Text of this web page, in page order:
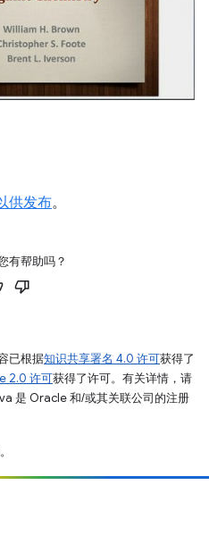
供发布。
有帮助吗？
已根据知识共享署名 4.0 许可获得了
2.0 许可获得了许可。有关详情，请
是 Oracle 和/或其关联公司的注册